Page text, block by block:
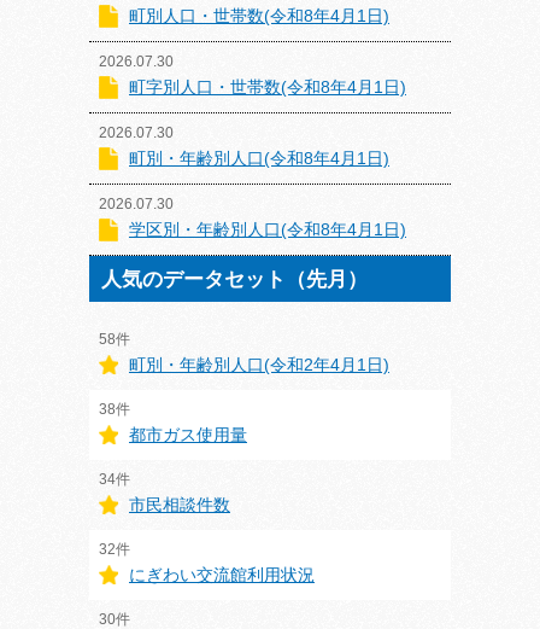
町別人口・世帯数(令和8年4月1日)
2026.07.30
町字別人口・世帯数(令和8年4月1日)
2026.07.30
町別・年齢別人口(令和8年4月1日)
2026.07.30
学区別・年齢別人口(令和8年4月1日)
人気のデータセット（先月）
58件
町別・年齢別人口(令和2年4月1日)
38件
都市ガス使用量
34件
市民相談件数
32件
にぎわい交流館利用状況
30件